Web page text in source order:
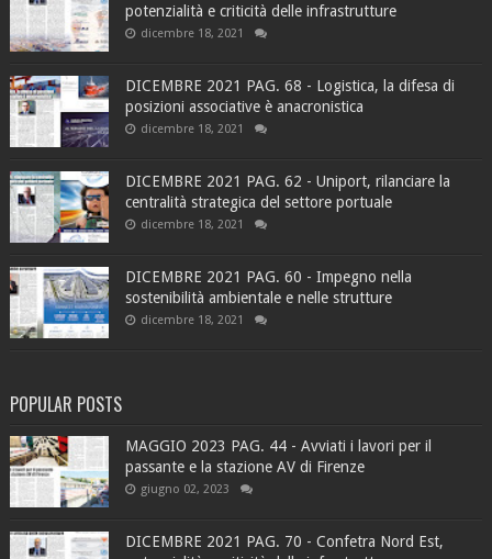
potenzialità e criticità delle infrastrutture
dicembre 18, 2021
DICEMBRE 2021 PAG. 68 - Logistica, la difesa di
posizioni associative è anacronistica
dicembre 18, 2021
DICEMBRE 2021 PAG. 62 - Uniport, rilanciare la
centralità strategica del settore portuale
dicembre 18, 2021
DICEMBRE 2021 PAG. 60 - Impegno nella
sostenibilità ambientale e nelle strutture
dicembre 18, 2021
POPULAR POSTS
MAGGIO 2023 PAG. 44 - Avviati i lavori per il
passante e la stazione AV di Firenze
giugno 02, 2023
DICEMBRE 2021 PAG. 70 - Confetra Nord Est,